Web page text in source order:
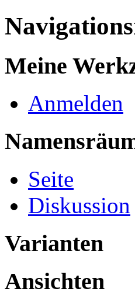
Meine
Anmelden
Seite
Diskussion
Varianten
Ansichten